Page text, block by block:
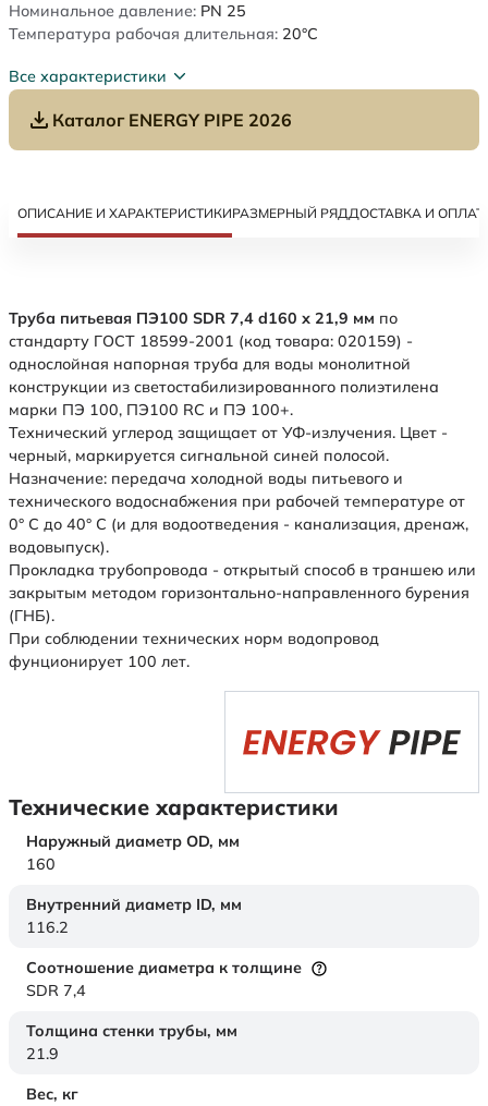
Номинальное давление: PN 25
Температура рабочая длительная: 20°C
Все характеристики
Каталог ENERGY PIPE 2026
ОПИСАНИЕ И ХАРАКТЕРИСТИКИРАЗМЕРНЫЙ РЯДДОСТАВКА И
Труба питьевая ПЭ100 SDR 7,4 d160 х 21,9 мм по
стандарту ГОСТ 18599-2001 (код товара: 020159) -
однослойная напорная труба для воды монолитной
конструкции из светостабилизированного полиэтилена
марки ПЭ 100, ПЭ100 RC и ПЭ 100+.
Технический углерод защищает от УФ-излучения. Цвет -
черный, маркируется сигнальной синей полосой.
Назначение: передача холодной воды питьевого и
технического водоснабжения при рабочей температуре от
0° С до 40° С (и для водоотведения - канализация, дренаж,
водовыпуск).
Прокладка трубопровода - открытый способ в траншею или
закрытым методом горизонтально-направленного бурения
(ГНБ).
При соблюдении технических норм водопровод
фунционирует 100 лет.
Технические характеристики
Наружный диаметр OD, мм
160
Внутренний диаметр ID, мм
116.2
Соотношение диаметра к толщине
SDR 7,4
Толщина стенки трубы, мм
21.9
Вес, кг